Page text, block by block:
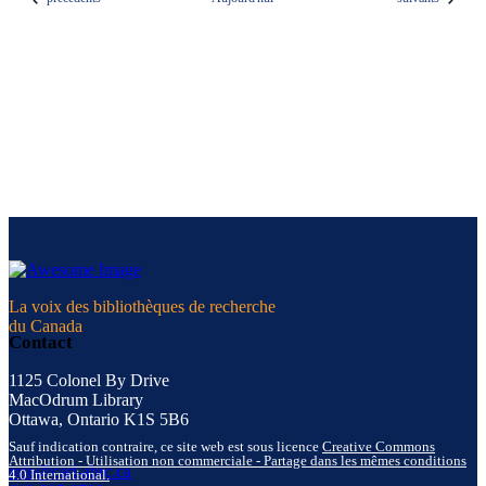
La voix des bibliothèques de recherche
du Canada
Contact
1125 Colonel By Drive
MacOdrum Library
Ottawa, Ontario K1S 5B6
info@carl-abrc.ca
Sauf indication contraire, ce site web est sous licence Creative Commons
Attribution - Utilisation non commerciale - Partage dans les mêmes conditions
4.0 International.